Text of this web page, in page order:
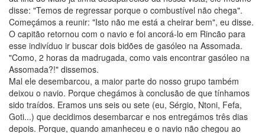
disse: "Temos de regressar porque o combustível não chega".
Começámos a reunir: "Isto não me está a cheirar bem", eu disse.
O capitão retornou com o navio e foi ancorá-lo em Rincão para
esse indivíduo ir buscar dois bidões de gasóleo na Assomada.
"Como, 2 horas da madrugada, como vais encontrar gasóleo na
Assomada?!" dissemos.
Mal ele desembarcou, a maior parte do nosso grupo também
deixou o navio. Porque chegámos à conclusão de que tínhamos
sido traídos. Eramos uns seis ou sete (eu, Sérgio, Ntoni, Fefa,
Goti...) que decidimos desembarcar e nos entregámos três dias
depois. Porque, quando amanheceu e o navio não chegou ao